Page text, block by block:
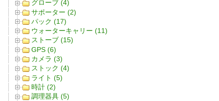
グローブ (4)
サポーター (2)
パック (17)
ウォーターキャリー (11)
ストーブ (15)
GPS (6)
カメラ (3)
ストック (4)
ライト (5)
時計 (2)
調理器具 (5)